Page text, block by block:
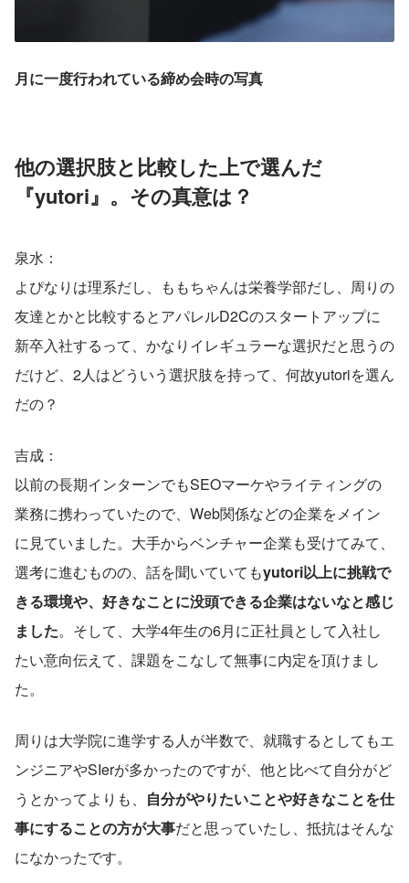
月に一度行われている締め会時の写真
他の選択肢と比較した上で選んだ
『yutori』。その真意は？
泉水：
よぴなりは理系だし、ももちゃんは栄養学部だし、周りの
友達とかと比較するとアパレルD2Cのスタートアップに
新卒入社するって、かなりイレギュラーな選択だと思うの
だけど、2人はどういう選択肢を持って、何故yutoriを選ん
だの？
吉成：
以前の長期インターンでもSEOマーケやライティングの
業務に携わっていたので、Web関係などの企業をメイン
に見ていました。大手からベンチャー企業も受けてみて、
選考に進むものの、話を聞いていてもyutori以上に挑戦で
きる環境や、好きなことに没頭できる企業はないなと感じ
ました。そして、大学4年生の6月に正社員として入社し
たい意向伝えて、課題をこなして無事に内定を頂けまし
た。
周りは大学院に進学する人が半数で、就職するとしてもエ
ンジニアやSIerが多かったのですが、他と比べて自分がど
うとかってよりも、 自分がやりたいことや好きなことを仕
事にすることの方が大事だと思っていたし、抵抗はそんな
になかったです。